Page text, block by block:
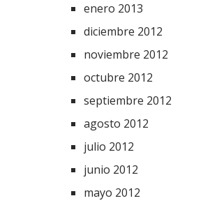
enero 2013
diciembre 2012
noviembre 2012
octubre 2012
septiembre 2012
agosto 2012
julio 2012
junio 2012
mayo 2012